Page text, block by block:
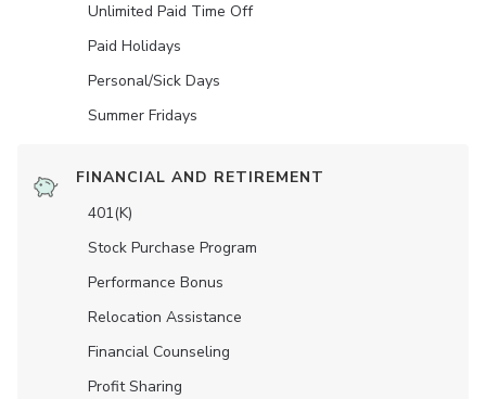
Unlimited Paid Time Off
Paid Holidays
Personal/Sick Days
Summer Fridays
FINANCIAL AND RETIREMENT
401(K)
Stock Purchase Program
Performance Bonus
Relocation Assistance
Financial Counseling
Profit Sharing